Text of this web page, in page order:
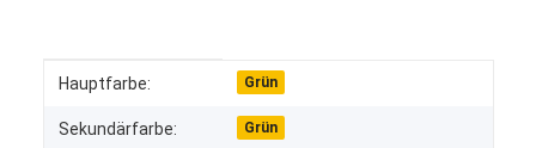
Produkteigenschaft
Wert
Hauptfarbe: Grün
Sekundärfarbe: Grün